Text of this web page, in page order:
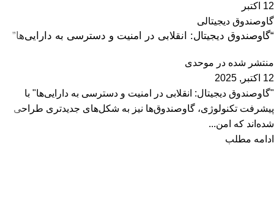
12 اکتبر
گاوصندوق دیجیتالی
“گاوصندوق دیجیتال: انقلابی در امنیت و دسترسی به دارایی‌ها”
منتشر شده در موحدی
12 اکتبر, 2025
"گاوصندوق دیجیتال: انقلابی در امنیت و دسترسی به دارایی‌ها" با
پیشرفت تکنولوژی، گاوصندوق‌ها نیز به شکل‌های جدیدتری طراحی
شده‌اند که امن...
ادامه مطلب